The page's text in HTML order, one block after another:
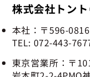
株式会社トン
本社：〒596-
TEL: 072-443-
東京営業所：〒